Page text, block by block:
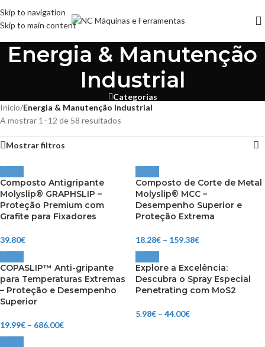
Skip to navigation
Skip to main content
Energia & Manutenção
Industrial
Categorias
Início/Energia & Manutenção Industrial
A mostrar 1–12 de 58 resultados
Mostrar filtros
Composto Antigripante
Molyslip® GRAPHSLIP –
Proteção Premium com
Grafite para Fixadores
39.80€
Composto de Corte de Metal
Molyslip® MCC –
Desempenho Superior e
Proteção Extrema
18.28€ – 159.38€
COPASLIP™ Anti-gripante
para Temperaturas Extremas
– Proteção e Desempenho
Superior
19.99€ – 686.00€
Explore a Excelência:
Descubra o Spray Especial
Penetrating com MoS2
5.98€ – 44.00€